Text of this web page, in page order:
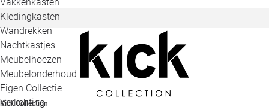
Kledingkasten
Wandrekken
Nachtkastjes
Meubelhoezen
Meubelonderhoud
Eigen Collectie
Verlichting
Kick Collection